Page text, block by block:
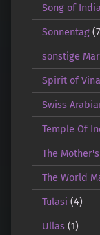
Song of
Sonnentag
sonstige
Spirit of
Swiss
Temple Of
The Mother's
The World
Tulasi (4)
Ullas(1)